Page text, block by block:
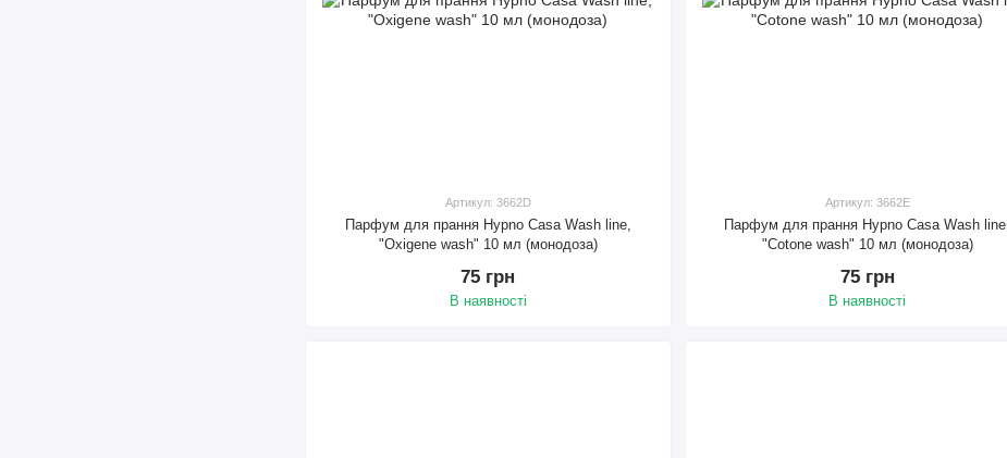
Артикул: 3662D
Парфум для прання Hypno Casa Wash line,
"Oxigene wash" 10 мл (монодоза)
75 грн
В наявності
Артикул: 3662E
Парфум для прання Hypno Casa Wash line,
"Cotone wash" 10 мл (монодоза)
75 грн
В наявності